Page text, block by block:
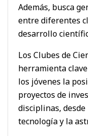
Además, busca
entre diferentes
desarrollo
Los Clubes de
herramienta
los jóvenes la
proyectos de
disciplinas,
tecnología y la